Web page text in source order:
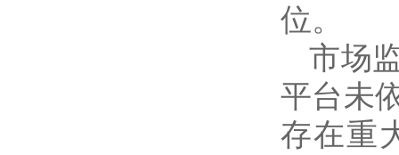
位。
市场
平台未
存在重